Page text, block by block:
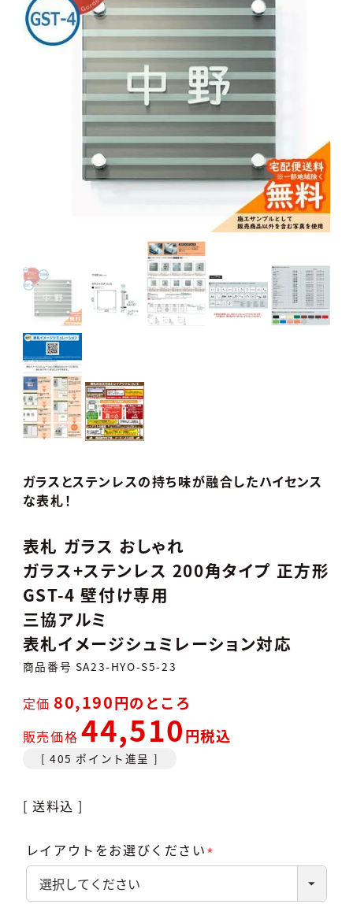
ガラスとステンレスの持ち味が融合したハイセンス
な表札！
表札 ガラス おしゃれ
ガラス+ステンレス 200角タイプ 正方形
GST-4 壁付け専用
三協アルミ
表札イメージシュミレーション対応
商品番号 SA23-HYO-S5-23
定価 80,190 のところ
販売価格 44,510 税込
[ 405 ポイント進呈 ]
送料込
レイアウトをお選びください